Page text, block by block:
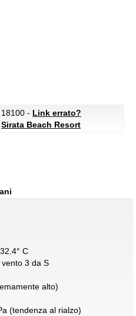
18100 - Link errato?
Sirata Beach Resort
C
3 da S
alto)
(tendenza al rialzo)